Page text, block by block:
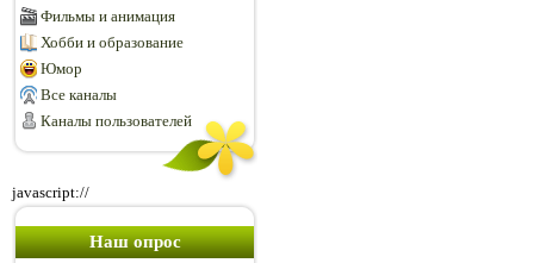
Фильмы и анимация
Хобби и образование
Юмор
Все каналы
Каналы пользователей
javascript://
Наш опрос